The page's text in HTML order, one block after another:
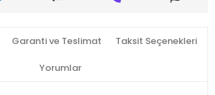
Garanti ve Teslimat Taksit Seçenekleri
Yorumlar